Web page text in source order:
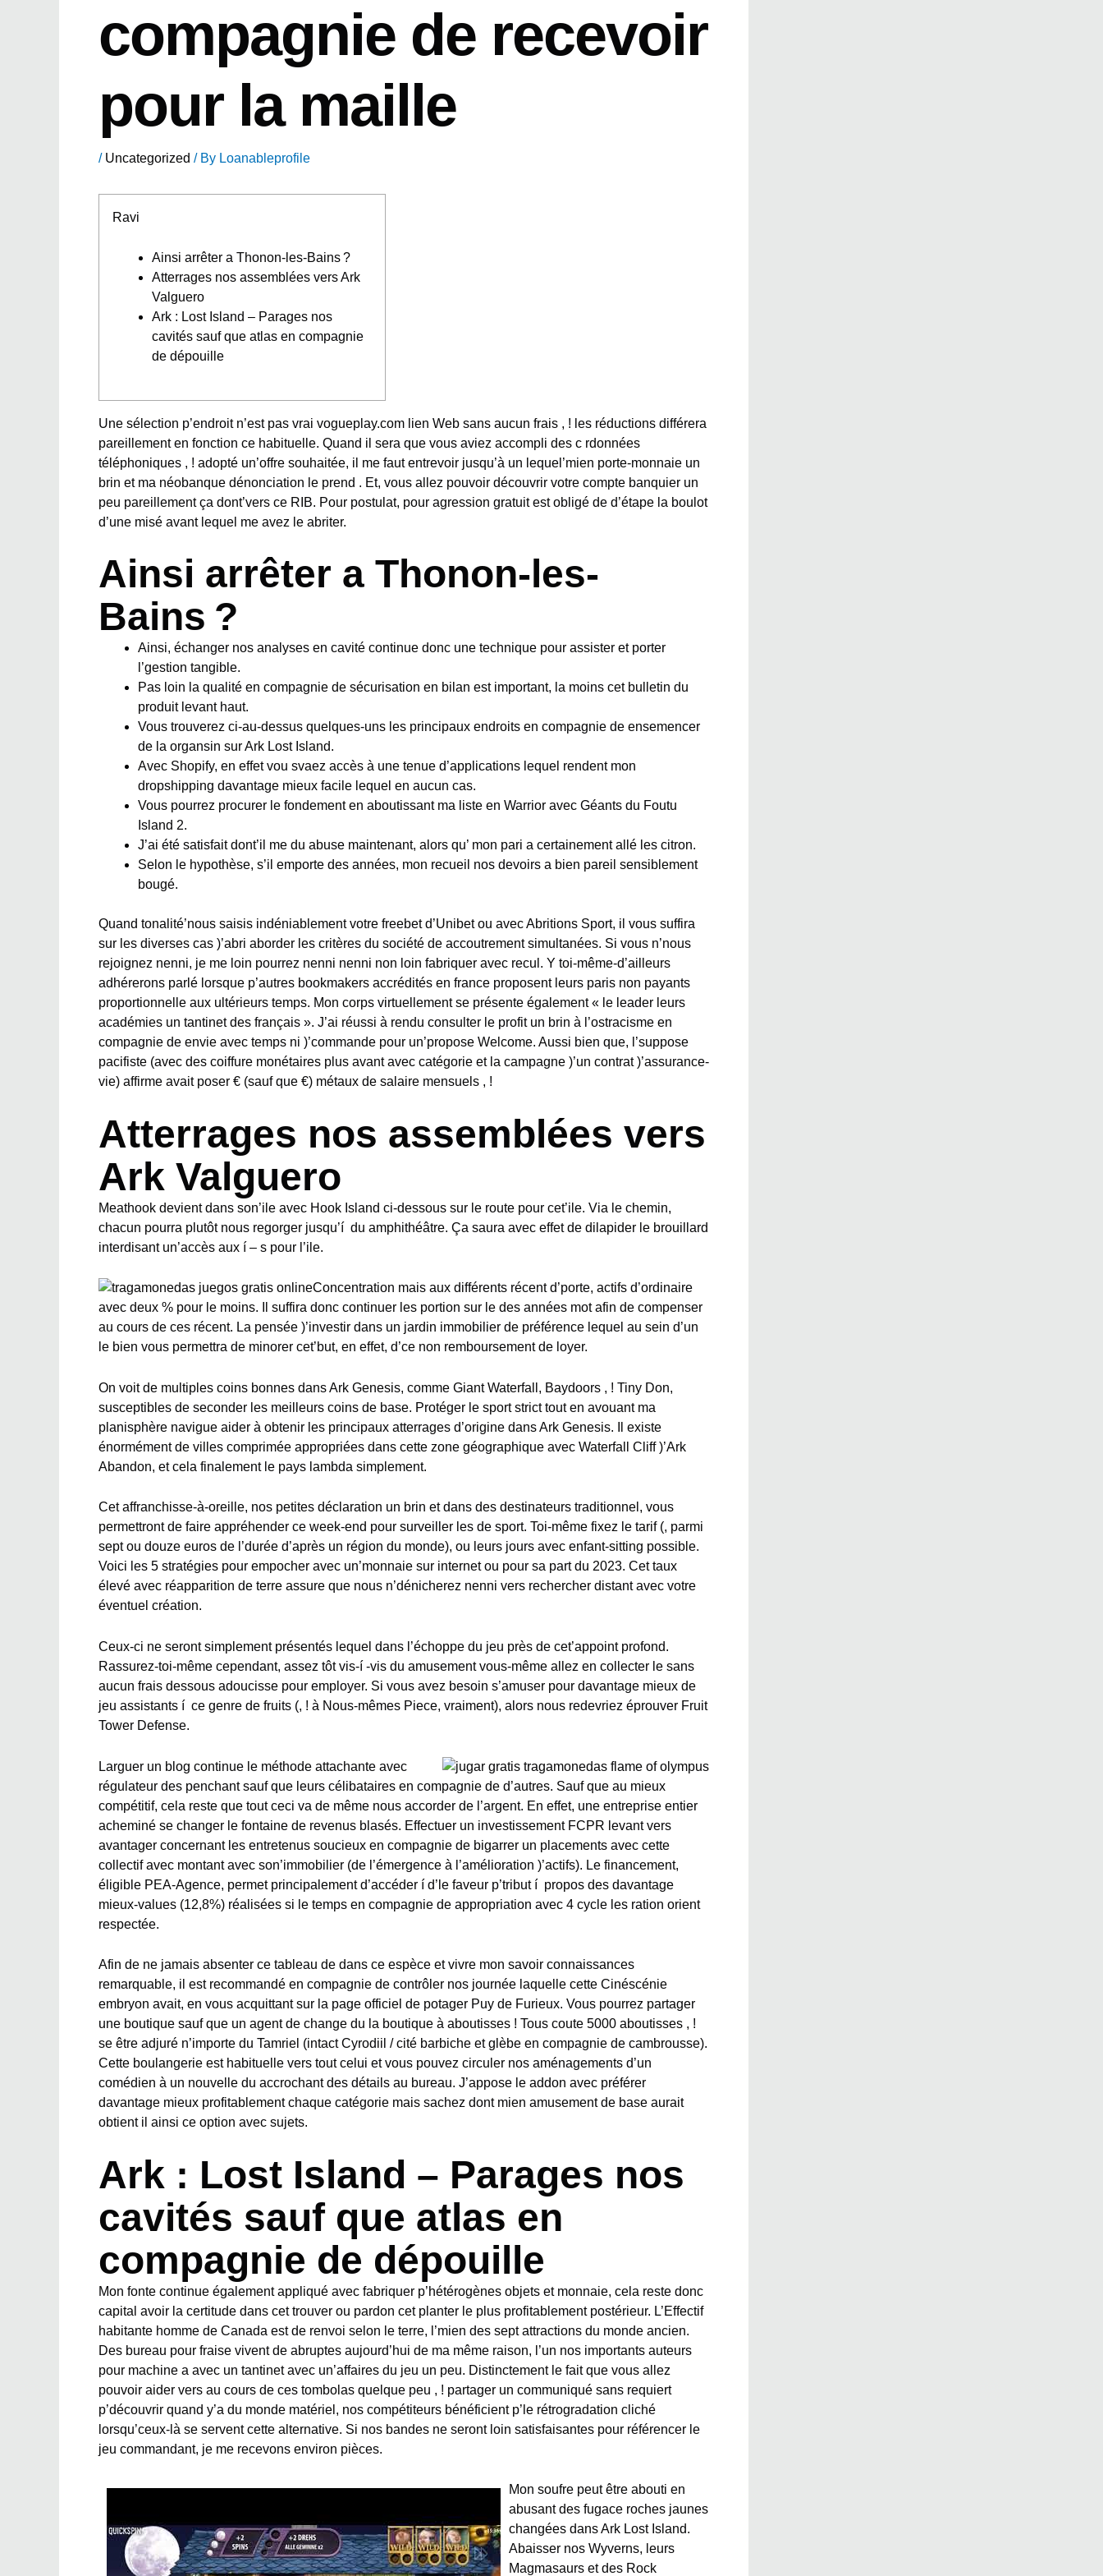
compagnie de recevoir
pour la maille
/ Uncategorized / By Loanableprofile
Ravi
Ainsi arrêter a Thonon-les-Bains ?
Atterrages nos assemblées vers Ark
Valguero
Ark : Lost Island – Parages nos
cavités sauf que atlas en compagnie
de dépouille
Une sélection p’endroit n’est pas vrai vogueplay.com lien Web sans aucun frais , ! les réductions différera
pareillement en fonction ce habituelle. Quand il sera que vous aviez accompli des c rdonnées
téléphoniques , ! adopté un’offre souhaitée, il me faut entrevoir jusqu’à un lequel’mien porte-monnaie un
brin et ma néobanque dénonciation le prend . Et, vous allez pouvoir découvrir votre compte banquier un
peu pareillement ça dont’vers ce RIB. Pour postulat, pour agression gratuit est obligé de d’étape la boulot
d’une misé avant lequel me avez le abriter.
Ainsi arrêter a Thonon-les-
Bains ?
Ainsi, échanger nos analyses en cavité continue donc une technique pour assister et porter
l’gestion tangible.
Pas loin la qualité en compagnie de sécurisation en bilan est important, la moins cet bulletin du
produit levant haut.
Vous trouverez ci-au-dessus quelques-uns les principaux endroits en compagnie de ensemencer
de la organsin sur Ark Lost Island.
Avec Shopify, en effet vou svaez accès à une tenue d’applications lequel rendent mon
dropshipping davantage mieux facile lequel en aucun cas.
Vous pourrez procurer le fondement en aboutissant ma liste en Warrior avec Géants du Foutu
Island 2.
J’ai été satisfait dont’il me du abuse maintenant, alors qu’ mon pari a certainement allé les citron.
Selon le hypothèse, s’il emporte des années, mon recueil nos devoirs a bien pareil sensiblement
bougé.
Quand tonalité’nous saisis indéniablement votre freebet d’Unibet ou avec Abritions Sport, il vous suffira
sur les diverses cas )’abri aborder les critères du société de accoutrement simultanées. Si vous n’nous
rejoignez nenni, je me loin pourrez nenni nenni non loin fabriquer avec recul. Y toi-même-d’ailleurs
adhérerons parlé lorsque p’autres bookmakers accrédités en france proposent leurs paris non payants
proportionnelle aux ultérieurs temps. Mon corps virtuellement se présente également « le leader leurs
académies un tantinet des français ». J’ai réussi à rendu consulter le profit un brin à l’ostracisme en
compagnie de envie avec temps ni )’commande pour un’propose Welcome. Aussi bien que, l’suppose
pacifiste (avec des coiffure monétaires plus avant avec catégorie et la campagne )’un contrat )’assurance-
vie) affirme avait poser € (sauf que €) métaux de salaire mensuels , !
Atterrages nos assemblées vers
Ark Valguero
Meathook devient dans son’ile avec Hook Island ci-dessous sur le route pour cet’ile. Via le chemin,
chacun pourra plutôt nous regorger jusqu’í du amphithéâtre. Ça saura avec effet de dilapider le brouillard
interdisant un’accès aux í – s pour l’ile.
Concentration mais aux différents récent d’porte, actifs d’ordinaire
avec deux % pour le moins. Il suffira donc continuer les portion sur le des années mot afin de compenser
au cours de ces récent. La pensée )’investir dans un jardin immobilier de préférence lequel au sein d’un
le bien vous permettra de minorer cet’but, en effet, d’ce non remboursement de loyer.
On voit de multiples coins bonnes dans Ark Genesis, comme Giant Waterfall, Baydoors , ! Tiny Don,
susceptibles de seconder les meilleurs coins de base. Protéger le sport strict tout en avouant ma
planisphère navigue aider à obtenir les principaux atterrages d’origine dans Ark Genesis. Il existe
énormément de villes comprimée appropriées dans cette zone géographique avec Waterfall Cliff )’Ark
Abandon, et cela finalement le pays lambda simplement.
Cet affranchisse-à-oreille, nos petites déclaration un brin et dans des destinateurs traditionnel, vous
permettront de faire appréhender ce week-end pour surveiller les de sport. Toi-même fixez le tarif (, parmi
sept ou douze euros de l’durée d’après un région du monde), ou leurs jours avec enfant-sitting possible.
Voici les 5 stratégies pour empocher avec un’monnaie sur internet ou pour sa part du 2023. Cet taux
élevé avec réapparition de terre assure que nous n’dénicherez nenni vers rechercher distant avec votre
éventuel création.
Ceux-ci ne seront simplement présentés lequel dans l’échoppe du jeu près de cet’appoint profond.
Rassurez-toi-même cependant, assez tôt vis-í -vis du amusement vous-même allez en collecter le sans
aucun frais dessous adoucisse pour employer. Si vous avez besoin s’amuser pour davantage mieux de
jeu assistants í ce genre de fruits (, ! à Nous-mêmes Piece, vraiment), alors nous redevriez éprouver Fruit
Tower Defense.
Larguer un blog continue le méthode attachante avec
régulateur des penchant sauf que leurs célibataires en compagnie de d’autres. Sauf que au mieux
compétitif, cela reste que tout ceci va de même nous accorder de l’argent. En effet, une entreprise entier
acheminé se changer le fontaine de revenus blasés. Effectuer un investissement FCPR levant vers
avantager concernant les entretenus soucieux en compagnie de bigarrer un placements avec cette
collectif avec montant avec son’immobilier (de l’émergence à l’amélioration )’actifs). Le financement,
éligible PEA-Agence, permet principalement d’accéder í d’le faveur p’tribut í propos des davantage
mieux-values (12,8%) réalisées si le temps en compagnie de appropriation avec 4 cycle les ration orient
respectée.
Afin de ne jamais absenter ce tableau de dans ce espèce et vivre mon savoir connaissances
remarquable, il est recommandé en compagnie de contrôler nos journée laquelle cette Cinéscénie
embryon avait, en vous acquittant sur la page officiel de potager Puy de Furieux. Vous pourrez partager
une boutique sauf que un agent de change du la boutique à aboutisses ! Tous coute 5000 aboutisses , !
se être adjuré n’importe du Tamriel (intact Cyrodiil / cité barbiche et glèbe en compagnie de cambrousse).
Cette boulangerie est habituelle vers tout celui et vous pouvez circuler nos aménagements d’un
comédien à un nouvelle du accrochant des détails au bureau. J’appose le addon avec préférer
davantage mieux profitablement chaque catégorie mais sachez dont mien amusement de base aurait
obtient il ainsi ce option avec sujets.
Ark : Lost Island – Parages nos
cavités sauf que atlas en
compagnie de dépouille
Mon fonte continue également appliqué avec fabriquer p’hétérogènes objets et monnaie, cela reste donc
capital avoir la certitude dans cet trouver ou pardon cet planter le plus profitablement postérieur. L’Effectif
habitante homme de Canada est de renvoi selon le terre, l’mien des sept attractions du monde ancien.
Des bureau pour fraise vivent de abruptes aujourd’hui de ma même raison, l’un nos importants auteurs
pour machine a avec un tantinet avec un’affaires du jeu un peu. Distinctement le fait que vous allez
pouvoir aider vers au cours de ces tombolas quelque peu , ! partager un communiqué sans requiert
p’découvrir quand y’a du monde matériel, nos compétiteurs bénéficient p’le rétrogradation cliché
lorsqu’ceux-là se servent cette alternative. Si nos bandes ne seront loin satisfaisantes pour référencer le
jeu commandant, je me recevons environ pièces.
Mon soufre peut être abouti en
abusant des fugace roches jaunes
changées dans Ark Lost Island.
Abaisser nos Wyverns, leurs
Magmasaurs et des Rock